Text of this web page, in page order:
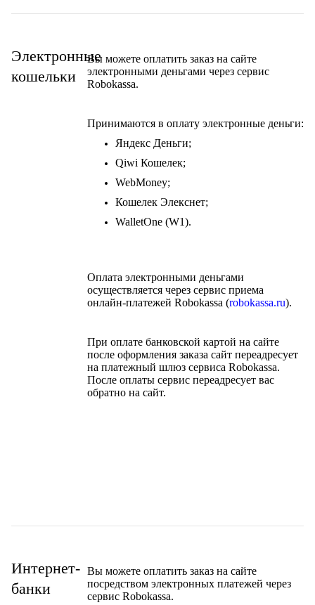
Электронные
кошельки
Вы можете оплатить заказ на сайте
электронными деньгами через сервис
Robokassa.
Принимаются в оплату электронные деньги:
Яндекс Деньги;
Qiwi Кошелек;
WebMoney;
Кошелек Элекснет;
WalletOne (W1).
Оплата электронными деньгами
осуществляется через сервис приема
онлайн-платежей Robokassa (robokassa.ru).
При оплате банковской картой на сайте
после оформления заказа сайт переадресует
на платежный шлюз сервиса Robokassa.
После оплаты сервис переадресует вас
обратно на сайт.
Интернет-
банки
Вы можете оплатить заказ на сайте
посредством электронных платежей через
сервис Robokassa.